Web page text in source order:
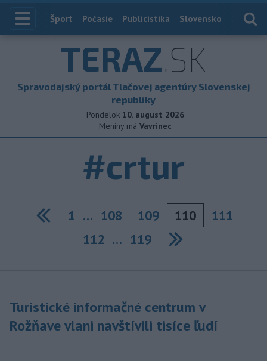
Index
Šport Počasie Publicistika Slovensko
TERAZ.SK
Spravodajský portál Tlačovej agentúry Slovenskej
republiky
Pondelok 10. august 2026
Meniny má Vavrinec
#crtur
Previous
1 … 108 109 110
111
112 … 119
Turistické informačné centrum v
Rožňave vlani navštívili tisíce ľudí